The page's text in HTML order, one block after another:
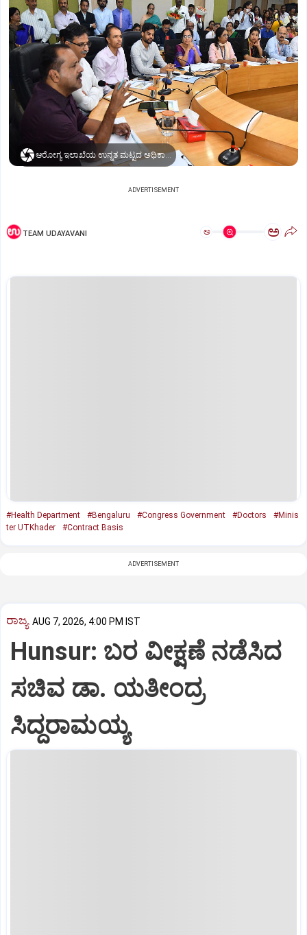
ಆರೋಗ್ಯ ಇಲಾಖೆಯ ಉನ್ನತ ಮಟ್ಟದ ಅಧಿಕಾರಿಗಳ ಜತೆಗೆ ಸಚಿವ ಯು.ಟಿ.ಖಾದರ್‌ ಸಭೆ
ADVERTISEMENT
TEAM UDAYAVANI ಅ ಅ
#Health Department #Bengaluru #Congress Government #Doctors
#Minis
ter UTKhader
#Contract Basis
ADVERTISEMENT
ರಾಜ್ಯ AUG 7, 2026, 4:00 PM IST
Hunsur: ಬರ ವೀಕ್ಷಣೆ ನಡೆಸಿದ
ಸಚಿವ ಡಾ. ಯತೀಂದ್ರ
ಸಿದ್ದರಾಮಯ್ಯ